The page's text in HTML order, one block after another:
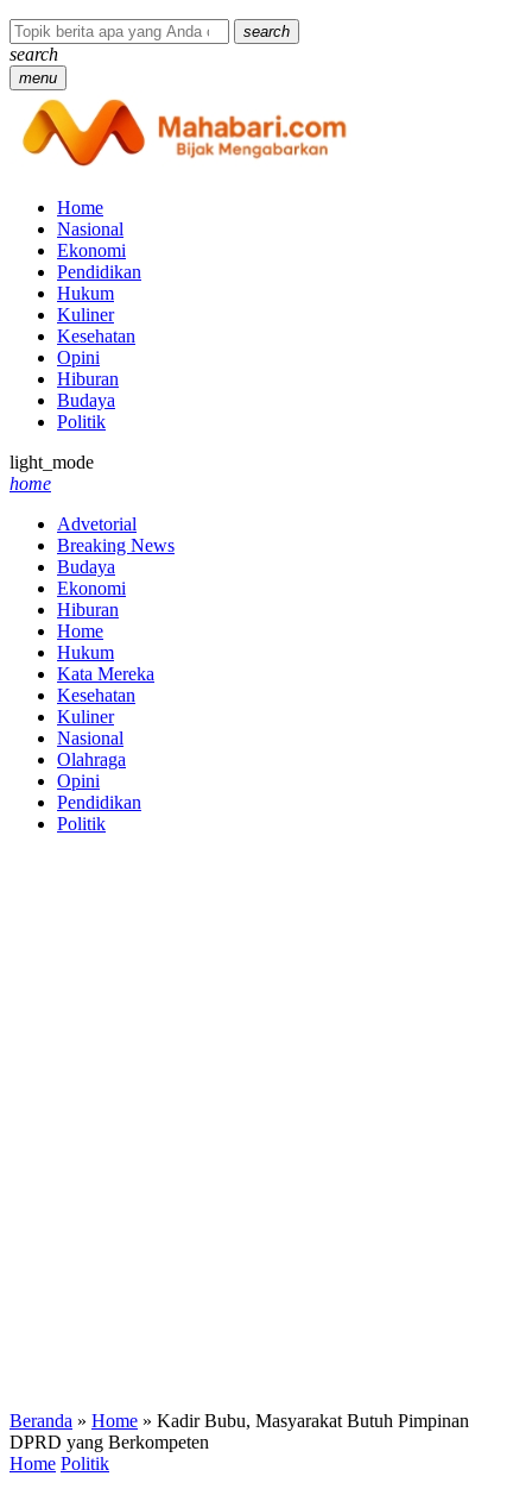
search
search
menu
Home
Nasional
Ekonomi
Pendidikan
Hukum
Kuliner
Kesehatan
Opini
Hiburan
Budaya
Politik
light_mode
home
Advetorial
Breaking News
Budaya
Ekonomi
Hiburan
Home
Hukum
Kata Mereka
Kesehatan
Kuliner
Nasional
Olahraga
Opini
Pendidikan
Politik
Beranda » Home » Kadir Bubu, Masyarakat Butuh Pimpinan
DPRD yang Berkompeten
Home Politik